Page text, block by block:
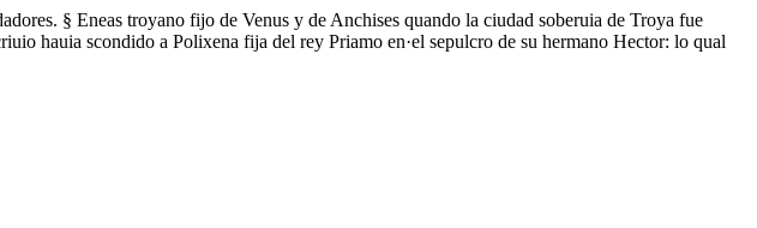
§ Eneas troyano fijo de Venus y de Anchises quando la ciudad soberuia de Troya fue
hauia scondido a Polixena fija del rey Priamo en·el sepulcro de su hermano Hector: lo qual